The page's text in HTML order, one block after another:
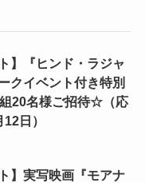
】『ヒンド・ラジャ
クイベント付き特別
20名様ご招待☆（応
日）
】実写映画『モアナ